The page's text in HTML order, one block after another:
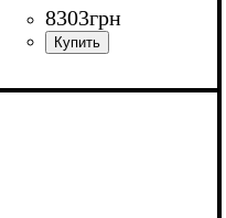
8303грн
Ширина: 140 см